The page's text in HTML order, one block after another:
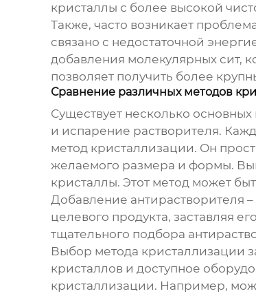
кристаллы с более высокой
Также, часто возникает
связано с недостаточной
добавления молекулярных сит,
позволяет получить более
Сравнение различных методов
Существует несколько
и испарение растворителя.
метод кристаллизации. Он
желаемого размера и формы.
кристаллы. Этот метод может
Добавление антирастворителя
целевого продукта, заставляя
тщательного подбора
Выбор метода кристаллизации
кристаллов и доступное
кристаллизации. Например,